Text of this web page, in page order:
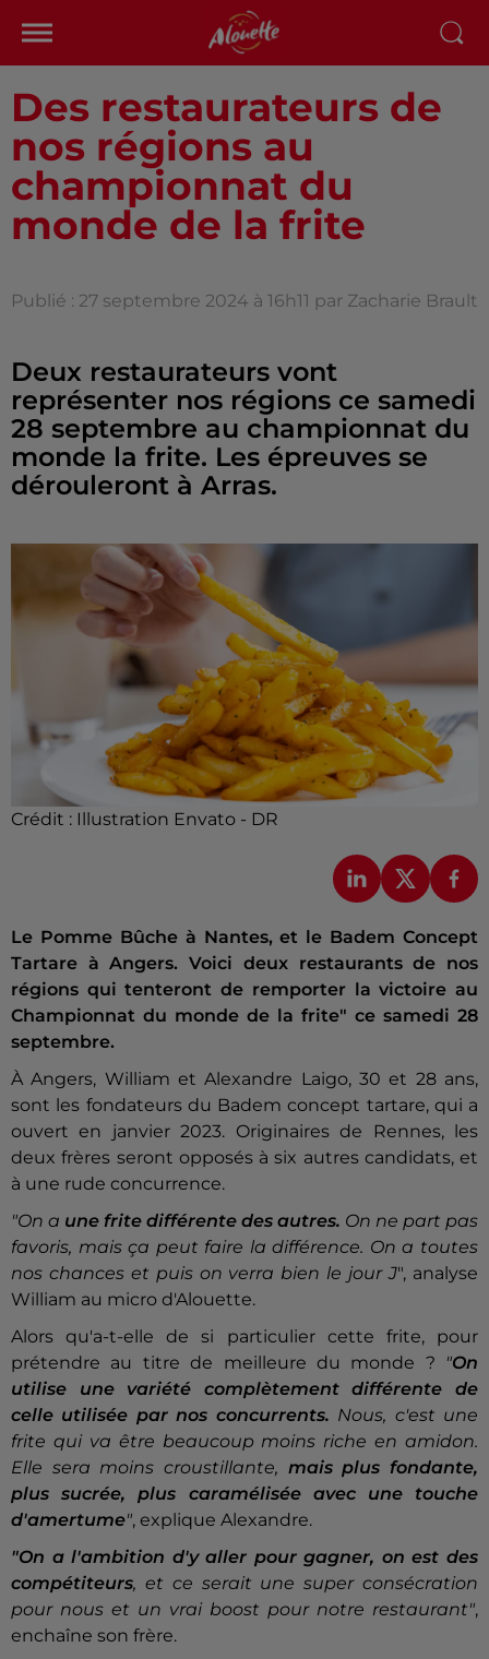
Des restaurateurs de
nos régions au
championnat du
monde de la frite
Publié : 27 septembre 2024 à 16h11 par Zacharie Brault
Deux restaurateurs vont
représenter nos régions ce samedi
28 septembre au championnat du
monde la frite. Les épreuves se
dérouleront à Arras.
Crédit : Illustration Envato - DR
Le Pomme Bûche à Nantes, et le Badem Concept
Tartare à Angers. Voici deux restaurants de nos
régions qui tenteront de remporter la victoire au
Championnat du monde de la frite" ce samedi 28
septembre.
À Angers, William et Alexandre Laigo, 30 et 28 ans,
sont les fondateurs du Badem concept tartare, qui a
ouvert en janvier 2023. Originaires de Rennes, les
deux frères seront opposés à six autres candidats, et
à une rude concurrence.
"On a une frite différente des autres. On ne part pas
favoris, mais ça peut faire la différence. On a toutes
nos chances et puis on verra bien le jour J", analyse
William au micro d'Alouette.
Alors qu'a-t-elle de si particulier cette frite, pour
prétendre au titre de meilleure du monde ?
"On
utilise une variété complètement différente de
celle utilisée par nos concurrents. Nous, c'est une
frite qui va être beaucoup moins riche en amidon.
Elle sera moins croustillante, mais plus fondante,
plus sucrée, plus caramélisée avec une touche
d'amertume", explique Alexandre.
"On a l'ambition d'y aller pour gagner, on est des
compétiteurs, et ce serait une super consécration
pour nous et un vrai boost pour notre restaurant",
enchaîne son frère.